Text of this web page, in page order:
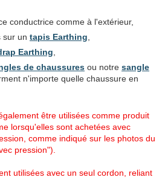
conductrice comme à l'extérieur,
sur un tapis Earthing
Earthing
de chaussures ou notre sangle
n'importe quelle chaussure en
être utilisées comme produit
lorsqu'elles sont achetées avec
comme indiqué sur les photos du
pression").
utilisées avec un seul cordon, reliant